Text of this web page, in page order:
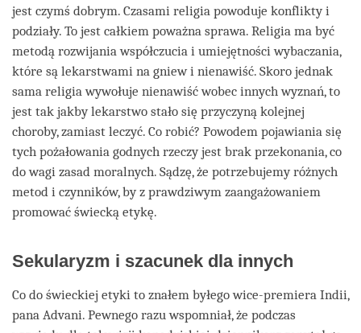
jest czymś dobrym. Czasami religia powoduje konflikty i
podziały. To jest całkiem poważna sprawa. Religia ma być
metodą rozwijania współczucia i umiejętności wybaczania,
które są lekarstwami na gniew i nienawiść. Skoro jednak
sama religia wywołuje nienawiść wobec innych wyznań, to
jest tak jakby lekarstwo stało się przyczyną kolejnej
choroby, zamiast leczyć. Co robić? Powodem pojawiania się
tych pożałowania godnych rzeczy jest brak przekonania, co
do wagi zasad moralnych. Sądzę, że potrzebujemy różnych
metod i czynników, by z prawdziwym zaangażowaniem
promować świecką etykę.
Sekularyzm i szacunek dla innych
Co do świeckiej etyki to znałem byłego wice-premiera Indii,
pana Advani. Pewnego razu wspomniał, że podczas